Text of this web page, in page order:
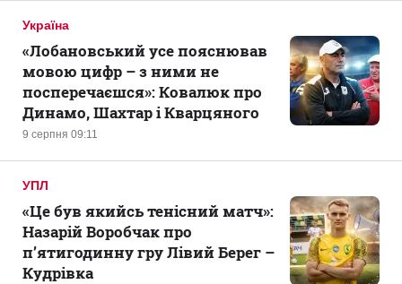
Україна
9 серпня 09:11
«Лобановський усе пояснював
мовою цифр – з ними не
посперечаєшся»: Ковалюк про
Динамо, Шахтар і Кварцяного
УПЛ
«Це був якийсь тенісний матч»:
Назарій Воробчак про
п’ятигодинну гру Лівий Берег –
Кудрівка